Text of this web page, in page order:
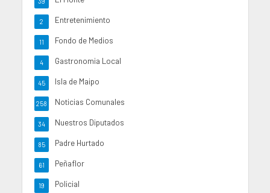
Entretenimiento
2
Fondo de Medios
11
Gastronomia Local
4
Isla de Maipo
45
Noticias Comunales
258
Nuestros Diputados
34
Padre Hurtado
85
Peñaflor
61
Policial
19